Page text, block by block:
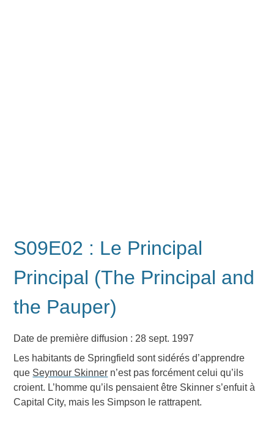
S09E02 : Le Principal
Principal (The Principal and
the Pauper)
Date de première diffusion : 28 sept. 1997
Les habitants de Springfield sont sidérés d’apprendre
que Seymour Skinner n’est pas forcément celui qu’ils
croient. L’homme qu’ils pensaient être Skinner s’enfuit à
Capital City, mais les Simpson le rattrapent.